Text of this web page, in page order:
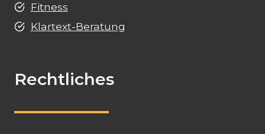
Fitness
Klartext-Beratung
Rechtliches